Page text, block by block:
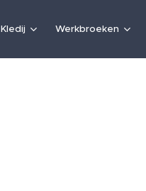
Kledij Werkbroeken